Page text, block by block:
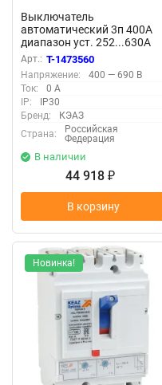
Выключатель
автоматический 3п 400А
диапазон уст. 252...630А
40кА OptiMat D630N TM400
УХЛ3 КЭАЗ 291466
Арт.: T-1473560
Напряжение:
400 — 690 В
Ток:
0 А
IP:
IP30
Бренд:
КЭАЗ
Страна:
Российская
Федерация
В наличии
44 918 ₽
В корзину
Новинка!